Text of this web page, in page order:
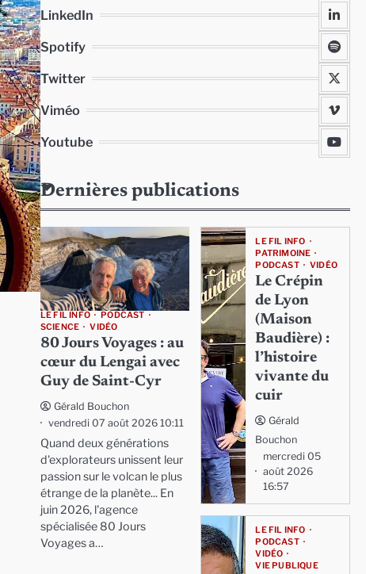
LinkedIn
Spotify
Twitter
Viméo
Youtube
Dernières publications
LE FIL INFO
PODCAST
SCIENCE
VIDÉO
80 Jours Voyages : au
cœur du Lengai avec
Guy de Saint-Cyr
Gérald Bouchon
vendredi 07 août 2026 10:11
Quand deux générations
d'explorateurs unissent leur
passion sur le volcan le plus
étrange de la planète... En
juin 2026, l'agence
spécialisée 80 Jours
Voyages a…
LE FIL INFO
PATRIMOINE
PODCAST
VIDÉO
Le Crépin
de Lyon
(Maison
Baudière) :
l’histoire
vivante du
cuir
Gérald
Bouchon
mercredi 05
août 2026
16:57
LE FIL INFO
PODCAST
VIDÉO
VIE PUBLIQUE